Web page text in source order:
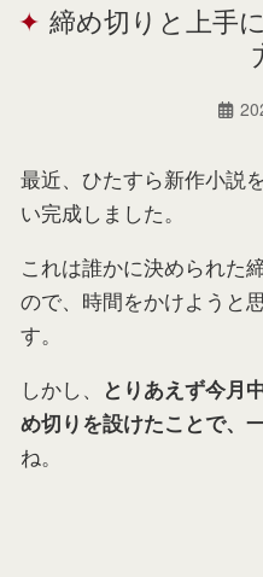
Portfolio
締め切りと上手
最近、ひたすら新作小説
い完成しました。
これは誰かに決められた
ので、時間をかけようと
す。
しかし、
とりあえず今月
め切りを設けたことで、
ね。